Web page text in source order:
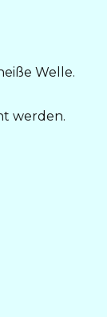
Welle.
werden.